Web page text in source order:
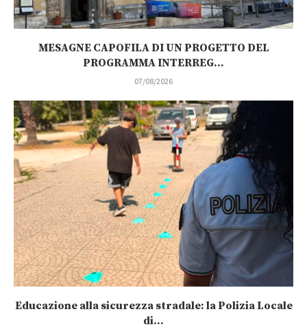
MESAGNE CAPOFILA DI UN PROGETTO DEL
PROGRAMMA INTERREG...
07/08/2026
Educazione alla sicurezza stradale: la Polizia Locale
di...